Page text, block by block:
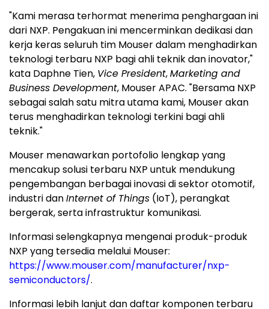
"Kami merasa terhormat menerima penghargaan ini
dari NXP. Pengakuan ini mencerminkan dedikasi dan
kerja keras seluruh tim Mouser dalam menghadirkan
teknologi terbaru NXP bagi ahli teknik dan inovator,"
kata Daphne Tien, Vice President,Marketing and
Business Development, Mouser APAC. "Bersama NXP
sebagai salah satu mitra utama kami, Mouser akan
terus menghadirkan teknologi terkini bagi ahli
teknik."
Mouser menawarkan portofolio lengkap yang
mencakup solusi terbaru NXP untuk mendukung
pengembangan berbagai inovasi di sektor otomotif,
industri danInternet of Things (IoT), perangkat
bergerak, serta infrastruktur komunikasi.
Informasi selengkapnya mengenai produk-produk
NXP yang tersedia melalui Mouser:
https://www.mouser.com/manufacturer/nxp-
semiconductors/.
Informasi lebih lanjut dan daftar komponen terbaru